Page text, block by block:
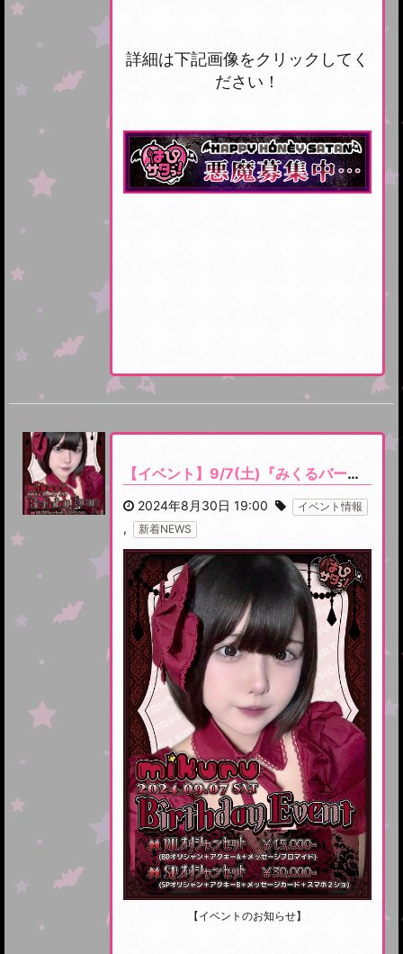
詳細は下記画像をクリックしてく
ださい！
【イベント】9/7(土)『みくるバースデーイベント』開催です
2024年8月30日 19:00 イベント情報
, 新着NEWS
【イベントのお知らせ】